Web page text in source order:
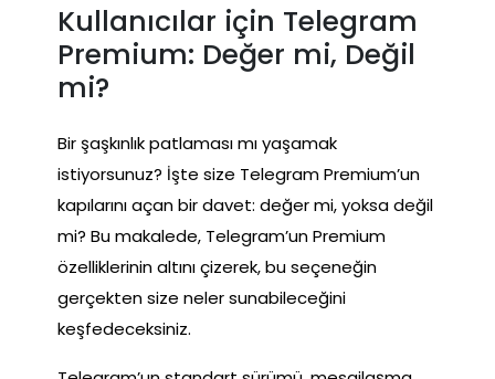
Kullanıcılar için Telegram
Premium: Değer mi, Değil
mi?
Bir şaşkınlık patlaması mı yaşamak
istiyorsunuz? İşte size Telegram Premium’un
kapılarını açan bir davet: değer mi, yoksa değil
mi? Bu makalede, Telegram’un Premium
özelliklerinin altını çizerek, bu seçeneğin
gerçekten size neler sunabileceğini
keşfedeceksiniz.